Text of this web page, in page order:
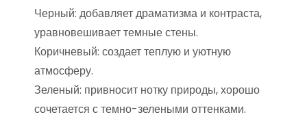
Черный: добавляет драматизма и контраста,
уравновешивает темные стены.
Коричневый: создает теплую и уютную
атмосферу.
Зеленый: привносит нотку природы, хорошо
сочетается с темно-зелеными оттенками.